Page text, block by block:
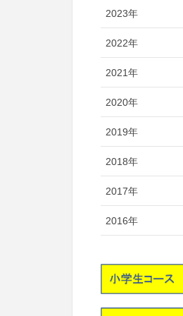
2023年
2022年
2021年
2020年
2019年
2018年
2017年
2016年